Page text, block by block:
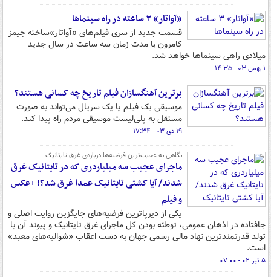
«آواتار» ۳ ساعته در راه سینماها
قسمت جدید از سری فیلم‌های «آواتار»ساخته جیمز
کامرون با مدت زمان سه ساعت در سال جدید
میلادی راهی سینماها خواهد شد.
۱ بهمن ۰۳ - ۱۴:۳۵
برترین آهنگسازان فیلم تاریخ چه کسانی هستند؟
موسیقی یک فیلم یا یک سریال می‌تواند به صورت
مستقل به پلی‌لیست موسیقی مردم راه پیدا کند.
۱۹ دی ۰۳ - ۱۷:۳۴
نگاهی به عجیب‌ترین فرضیه‌ها درباره‌ی غرق تایتانیک:
ماجرای عجیب سه میلیاردری که در تایتانیک غرق
شدند/ آیا کشتی تایتانیک عمدا غرق شد؟! +عکس
و فیلم
یکی از دیرپاترین فرضیه‌های جایگزین روایت اصلی و
جافتاده در اذهان عمومی، توطئه بودن کل ماجرای غرق تایتانیک و پیوند آن با
تولد قدرتمندترین نهاد مالی رسمی جهان به دست اعقاب «شوالیه‌های معبد»
است.
۵ تیر ۰۲ - ۰۷:۰۰